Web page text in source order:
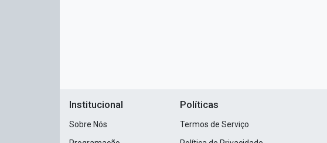
Institucional
Sobre Nós
Políticas
Termos de Serviço